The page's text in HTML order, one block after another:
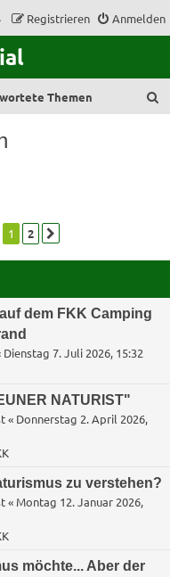
Anmelden
Registrieren
Themen
1 2
dem FKK Camping
Dienstag 7. Juli 2026, 15:32
NATURIST"
« Donnerstag 2. April 2026,
zu verstehen?
« Montag 12. Januar 2026,
möchte... Aber der